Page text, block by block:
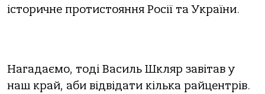
історичне протистояння Росії та України.
Нагадаємо, тоді Василь Шкляр завітав у
наш край, аби відвідати кілька райцентрів.